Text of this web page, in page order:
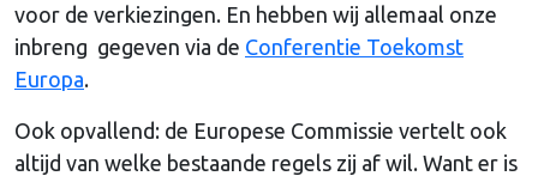
voor de verkiezingen. En hebben wij allemaal onze
inbreng gegeven via de Conferentie Toekomst
Europa.
Ook opvallend: de Europese Commissie vertelt ook
altijd van welke bestaande regels zij af wil. Want er is